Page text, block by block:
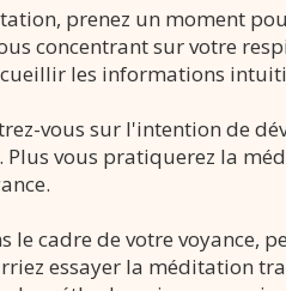
prenez un moment
concentrant sur votre
les informations
vous sur l'intention de
Plus vous pratiquerez la
cadre de votre voyance,
essayer la méditation